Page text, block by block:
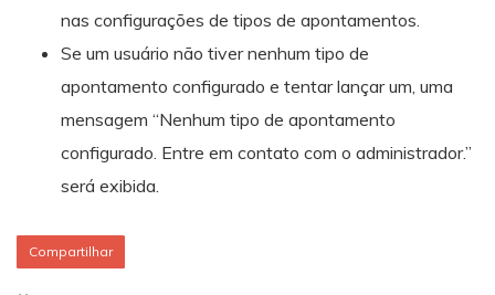
nas configurações de tipos de apontamentos.
Se um usuário não tiver nenhum tipo de
apontamento configurado e tentar lançar um, uma
mensagem “Nenhum tipo de apontamento
configurado. Entre em contato com o administrador.”
será exibida.
Compartilhar